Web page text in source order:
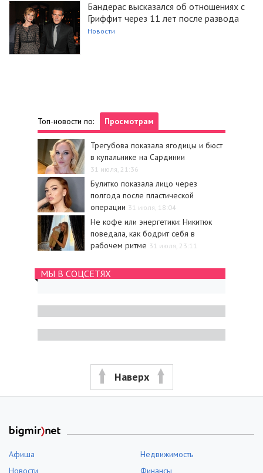
Бандерас высказался об отношениях с
Гриффит через 11 лет после развода
Новости
Топ-новости по: Просмотрам
Трегубова показала ягодицы и бюст
в купальнике на Сардинии
31 июля, 21:36
Булитко показала лицо через
полгода после пластической
операции 31 июля, 18:04
Не кофе или энергетики: Никитюк
поведала, как бодрит себя в
рабочем ритме 31 июля, 23:11
МЫ В СОЦСЕТЯХ
Наверх
Афиша
Недвижимость
Новости
Финансы